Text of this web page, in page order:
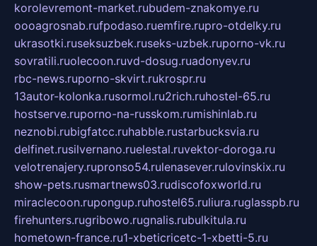
korolevremont-market.rubudem-znakomye.ru
oooagrosnab.rufpodaso.ruemfire.rupro-otdelky.ru
ukrasotki.ruseksuzbek.ruseks-uzbek.ruporno-vk.ru
sovratili.ruolecoon.ruvd-dosug.ruadonyev.ru
rbc-news.ruporno-skvirt.rukrospr.ru
13autor-kolonka.rusormol.ru2rich.ruhostel-65.ru
hostserve.ruporno-na-russkom.rumishinlab.ru
neznobi.rubigfatcc.ruhabble.rustarbucksvia.ru
delfinet.rusilvernano.ruelestal.ruvektor-doroga.ru
velotrenajery.rupronso54.rulenasever.rulovinskix.ru
show-pets.rusmartnews03.rudiscofoxworld.ru
miraclecoon.rupongup.ruhostel65.ruliura.ruglasspb.ru
firehunters.rugribowo.rugnalis.rubulkitula.ru
hometown-france.ru1-xbeticricetc-1-xbetti-5.ru